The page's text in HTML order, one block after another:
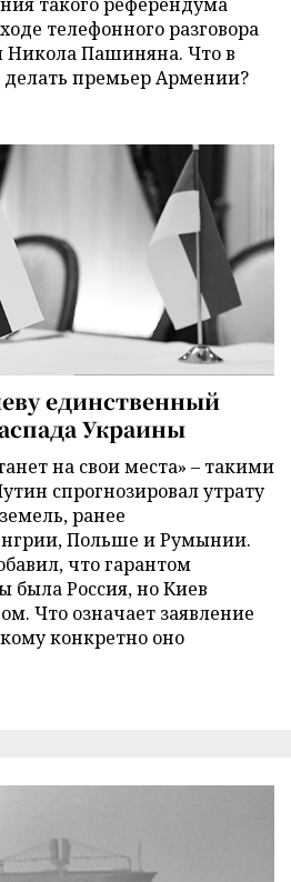
телефонного разговора
Пашиняна. Что в
делать премьер Армении?
единственный
Украины
на свои места» – такими
спрогнозировал утрату
ранее
Польше и Румынии.
что гарантом
была Россия, но Киев
Что означает заявление
конкретно оно